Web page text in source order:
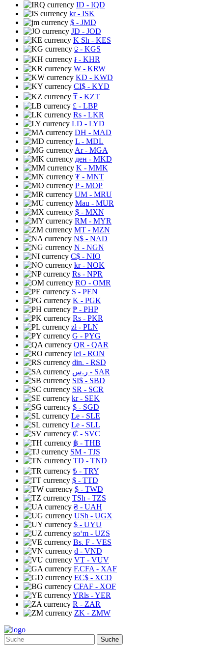
ID - IQD
kr- ISK
$ - JMD
JD - JOD
K Sh - KES
⃀ - KGS
៛ - KHR
₩ - KRW
KD - KWD
CI$ - KYD
₸ - KZT
£ - LBP
Rs - LKR
LD - LYD
DH - MAD
L - MDL
Ar- MGA
ден - MKD
K - MMK
₮ - MNT
P- MOP
UM - MRU
Mau - MUR
$ - MXN
RM - MYR
MT - MZN
N$ - NAD
N - NGN
C$ - NIO
kr- NOK
Rs - NPR
RO - OMR
S - PEN
K - PGK
₱ - PHP
Rs - PKR
zł- PLN
G - PYG
QR - QAR
lei - RON
din. - RSD
ر.س - SAR
SI$ - SBD
SR - SCR
kr- SEK
$ - SGD
Le - SLE
Le - SLL
₡ - SVC
฿ - THB
ЅМ - TJS
TD - TND
₺ - TRY
$ - TTD
$ - TWD
TSh - TZS
₴ - UAH
USh - UGX
$ - UYU
soʻm - UZS
Bs. F - VES
₫ - VND
VT - VUV
F.CFA - XAF
EC$ - XCD
CFAF - XOF
YRls - YER
R - ZAR
ZK - ZMW
Suche